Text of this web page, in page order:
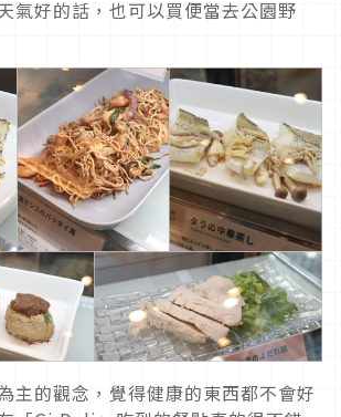
氣好的話，也可以買便當去公園野
主的觀念，覺得健康的東西都不會好